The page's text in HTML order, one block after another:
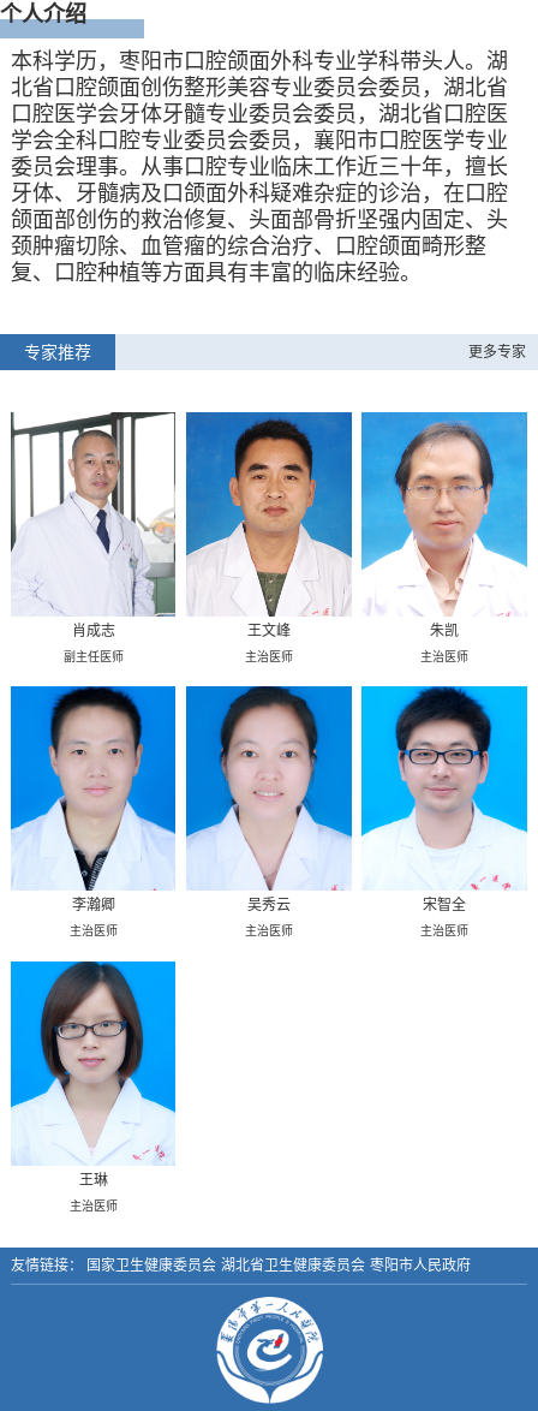
个人介绍
本科学历，枣阳市口腔颌面外科专业学科带头人。湖
北省口腔颌面创伤整形美容专业委员会委员，湖北省
口腔医学会牙体牙髓专业委员会委员，湖北省口腔医
学会全科口腔专业委员会委员，襄阳市口腔医学专业
委员会理事。从事口腔专业临床工作近三十年，擅长
牙体、牙髓病及口颌面外科疑难杂症的诊治，在口腔
颌面部创伤的救治修复、头面部骨折坚强内固定、头
颈肿瘤切除、血管瘤的综合治疗、口腔颌面畸形整
复、口腔种植等方面具有丰富的临床经验。
专家推荐 更多专家
肖成志
副主任医师
王文峰
主治医师
朱凯
主治医师
李瀚卿
主治医师
吴秀云
主治医师
宋智全
主治医师
王琳
主治医师
友情链接： 国家卫生健康委员会 湖北省卫生健康委员会 枣阳市人民政府